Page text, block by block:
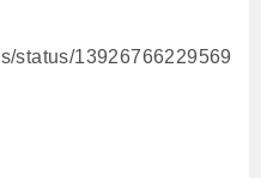
status/13926766229569